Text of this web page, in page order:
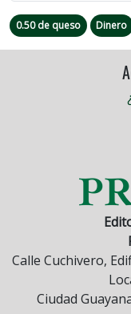
0.50 de queso Dinero
Calle Cuchivero,
Ciudad